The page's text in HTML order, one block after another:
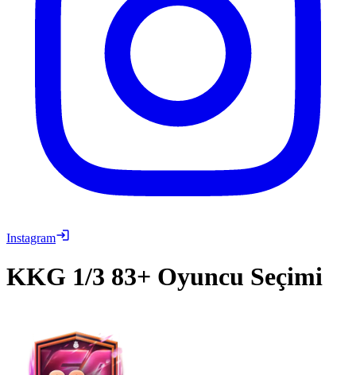
Instagram
KKG 1/3 83+ Oyuncu Seçimi